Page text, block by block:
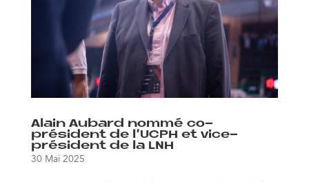
Alain Aubard nommé co-
président de l’UCPH et vice-
président de la LNH
30 Mai 2025